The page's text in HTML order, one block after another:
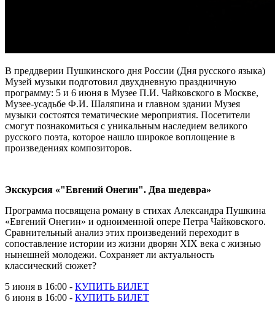
В преддверии Пушкинского дня России (Дня русского языка)
Музей музыки подготовил двухдневную праздничную
программу: 5 и 6 июня в Музее П.И. Чайковского в Москве,
Музее-усадьбе Ф.И. Шаляпина и главном здании Музея
музыки состоятся тематические мероприятия. Посетители
смогут познакомиться с уникальным наследием великого
русского поэта, которое нашло широкое воплощение в
произведениях композиторов.
Экскурсия «"Евгений Онегин". Два шедевра»
Программа посвящена роману в стихах Александра Пушкина
«Евгений Онегин» и одноименной опере Петра Чайковского.
Сравнительный анализ этих произведений переходит в
сопоставление истории из жизни дворян XIX века с жизнью
нынешней молодежи. Сохраняет ли актуальность
классический сюжет?
5 июня в 16:00 - КУПИТЬ БИЛЕТ
6 июня в 16:00 - КУПИТЬ БИЛЕТ